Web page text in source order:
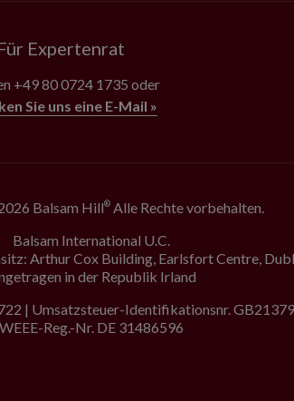
Expertenrat
+49 80 0724 1735 oder
Sie uns eine E-Mail »
Balsam Hill® Alle Rechte vorbehalten.
Balsam International U.C.
Arthur Cox Building, Earlsfort Centre,
in der Republik Irland
| Umsatzsteuer-Identifikationsnr.
WEEE-Reg.-Nr. DE 31486596